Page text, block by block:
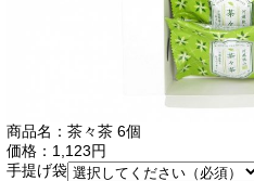
商品名：茶々茶 6個
価格：1,123円
手提げ袋